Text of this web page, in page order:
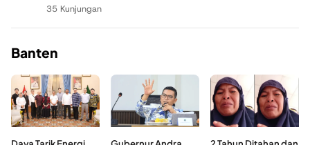
35 Kunjungan
Banten